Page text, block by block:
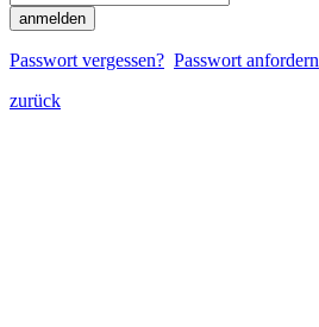
anmelden
Passwort vergessen? Passwort anfordern
zurück